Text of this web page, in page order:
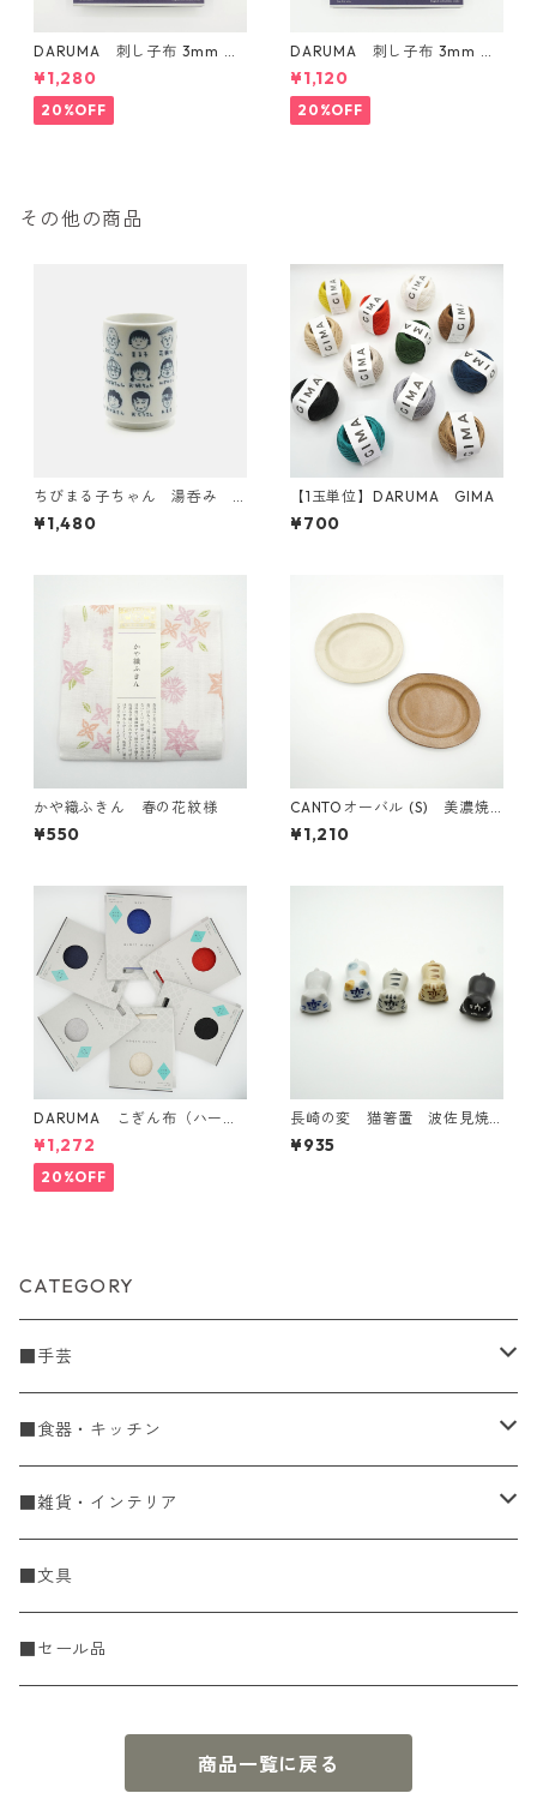
DARUMA 刺し子布 3mm 方
眼ガイドタイプ Col.3 紺
¥1,280
20%OFF
DARUMA 刺し子布 3mm 方
眼ガイドタイプ Col.1 白
¥1,120
20%OFF
その他の商品
ちびまる子ちゃん 湯呑み
集合
¥1,480
【1玉単位】DARUMA GIMA
¥700
かや織ふきん 春の花紋様
¥550
CANTOオーバル (S) 美濃焼
【日本製】
¥1,210
DARUMA こぎん布（ハード
タイプ）
¥1,272
20%OFF
長崎の変 猫箸置 波佐見焼
【日本製】
¥935
CATEGORY
■手芸
手編糸
Spring & Summer
Fall & Winter
刺し子・こぎん
刺し子糸
刺し子ふきん・刺し子布
KIT
ニットツール
■食器・キッチン
食器
豆皿・小皿
中皿
調理道具
かや織ふきん
■雑貨・インテリア
収納雑貨
小物・置物・民芸品
■文具
■セール品
商品一覧に戻る